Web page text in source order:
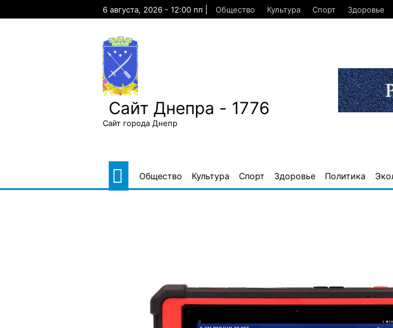
6 августа, 2026 - 12:00 пп Общество Культура Спорт Здоровье
Сайт Днепра - 1776
Сайт города Днепр
Общество Культура Спорт Здоровье Политика